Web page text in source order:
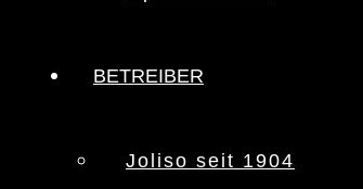
BETREIBER
Joliso seit 1904